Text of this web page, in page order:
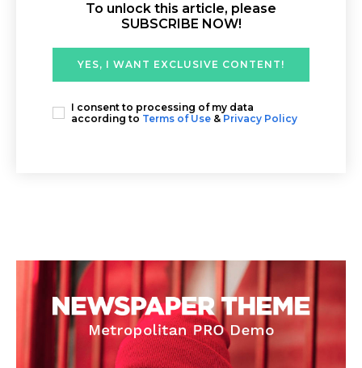
To unlock this article, please
SUBSCRIBE NOW!
YES, I WANT EXCLUSIVE CONTENT!
I consent to processing of my data
according to Terms of Use & Privacy Policy